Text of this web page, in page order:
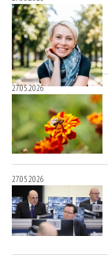
27.05.2026
27.05.2026